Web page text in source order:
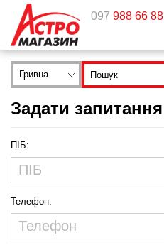
097 988 66 88
Гривна
Задати запитання
ПІБ:
Телефон: